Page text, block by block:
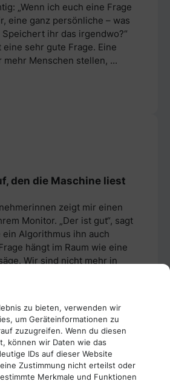
zu bieten, verwenden wir
um Geräteinformationen zu
zuzugreifen. Wenn du diesen
können wir Daten wie das
IDs auf dieser Website
Zustimmung nicht erteilst oder
Merkmale und Funktionen
„Wenn ich euch eine Frage
eine ganz persönliche – was
ihr das irgendwo?“
eine sehr gute Frage. Eine
mehr Menschen stellen, ...
den die Maschine liest
zeigt mir einen
Monitor. „Der ist gut“, sagt
ein Algorithmus ihn auch
hängt im Raum wie eine
Wir sind nicht mehr in
Mensch deinen Lebenslauf
Unternehmen nutzen